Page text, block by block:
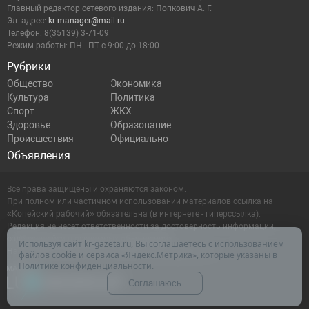
Рубрики
Общество
Экономика
Культура
Политика
Спорт
ЖКХ
Здоровье
Образование
Происшествия
Официально
Объявления
Главный редактор сетевого издания: Попкович А. Г.
Эл. адрес: kr-manager@mail.ru
Телефон: 8(35139) 3-71-09
Режим работы: ПН - ПТ с 9:00 до 18:00
Все права защищены и охраняются законом.
При полном или частичном использовании материалов ссылка на
«Копейский рабочий» обязательна (в интернете - гиперссылка).
Редакция не несет ответственности за достоверность информации,
содержащейся в рекламных объявлениях.
Настоящий ресурс может содержать материалы 16+
Используя сайт kr-gazeta.ru, Вы соглашаетесь с использованием
файлов cookie и сервиса «Яндекс.Метрика», которые указаны в
Политике конфиденциальности.
Соглашаюсь